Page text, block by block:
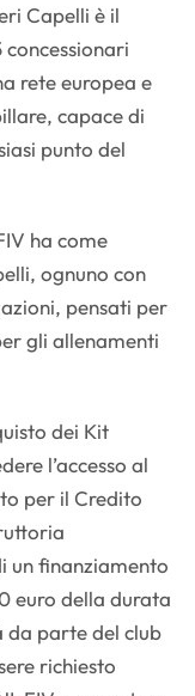
Capelli è il
rete europea e
capace di
punto del
ha come
ognuno con
pensati per
gli allenamenti
dei Kit
l’accesso al
per il Credito
un finanziamento
euro della durata
da parte del club
richiesto